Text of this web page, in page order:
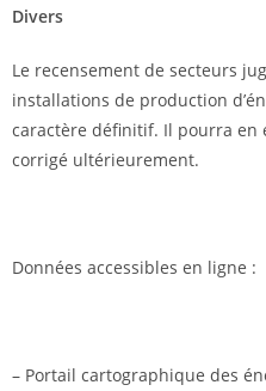
Divers
Le recensement de secteurs
installations de production
caractère définitif. Il pourra en
corrigé ultérieurement.
Données accessibles en ligne :
– Portail cartographique des